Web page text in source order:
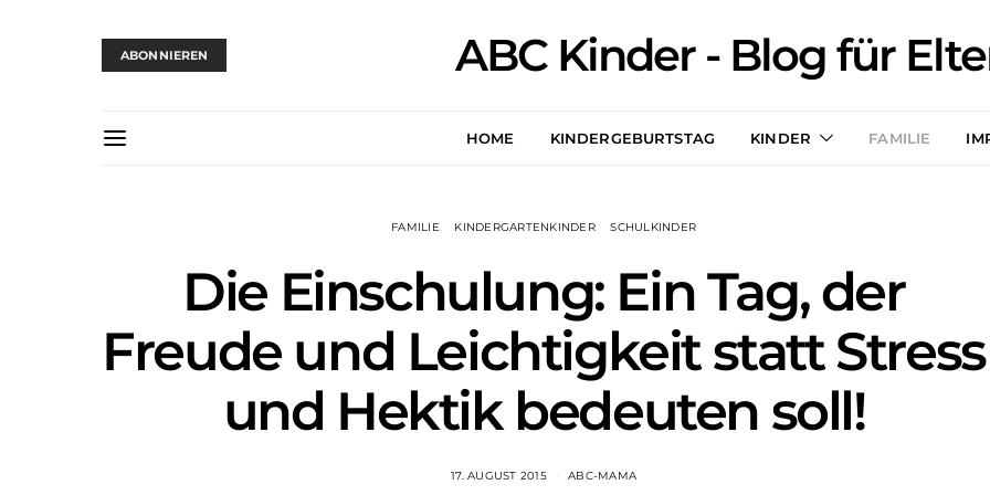
ABONNIEREN ABC Kinder - Blog für
HOME KINDERGEBURTSTAG KINDER FAMILIE
FAMILIE KINDERGARTENKINDER SCHULKINDER
Die Einschulung: Ein Tag, der
Freude und Leichtigkeit statt Stress
und Hektik bedeuten soll!
17. AUGUST 2015 ABC-MAMA